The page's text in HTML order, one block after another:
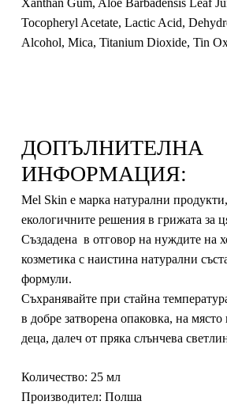
Xanthan Gum, Aloe Barbadensis Leaf
Tocopheryl Acetate, Lactic Acid,
Alcohol, Mica, Titanium Dioxide, Tin
ДОПЪЛНИТЕЛНА
ИНФОРМАЦИЯ:
Mel Skin e марка натурални
екологичните решения в грижата за
Създадена в отговор на нуждите на
козметика с наистина натурални
формули.
Съхранявайте при стайна
в добре затворена опаковка, на място
деца, далеч от пряка слънчева
Количество: 25 мл
Производител: Полша